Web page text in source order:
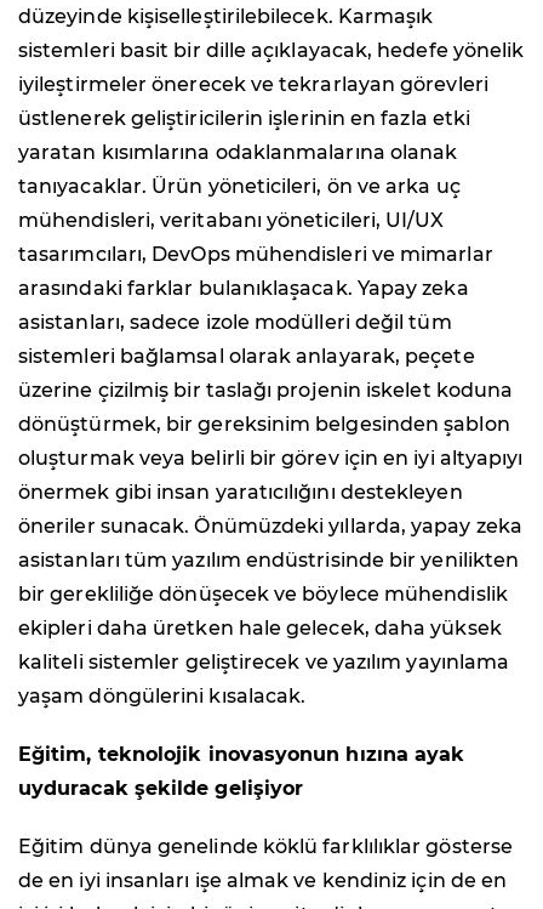
düzeyinde kişiselleştirilebilecek. Karmaşık
sistemleri basit bir dille açıklayacak, hedefe yönelik
iyileştirmeler önerecek ve tekrarlayan görevleri
üstlenerek geliştiricilerin işlerinin en fazla etki
yaratan kısımlarına odaklanmalarına olanak
tanıyacaklar. Ürün yöneticileri, ön ve arka uç
mühendisleri, veritabanı yöneticileri, UI/UX
tasarımcıları, DevOps mühendisleri ve mimarlar
arasındaki farklar bulanıklaşacak. Yapay zeka
asistanları, sadece izole modülleri değil tüm
sistemleri bağlamsal olarak anlayarak, peçete
üzerine çizilmiş bir taslağı projenin iskelet koduna
dönüştürmek, bir gereksinim belgesinden şablon
oluşturmak veya belirli bir görev için en iyi altyapıyı
önermek gibi insan yaratıcılığını destekleyen
öneriler sunacak. Önümüzdeki yıllarda, yapay zeka
asistanları tüm yazılım endüstrisinde bir yenilikten
bir gerekliliğe dönüşecek ve böylece mühendislik
ekipleri daha üretken hale gelecek, daha yüksek
kaliteli sistemler geliştirecek ve yazılım yayınlama
yaşam döngülerini kısalacak.
Eğitim, teknolojik inovasyonun hızına ayak
uyduracak şekilde gelişiyor
Eğitim dünya genelinde köklü farklılıklar gösterse
de en iyi insanları işe almak ve kendiniz için de en